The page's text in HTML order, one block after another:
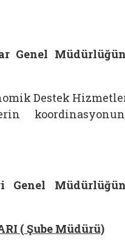
Genel
Destek
Genel
( Şube Müdürü)